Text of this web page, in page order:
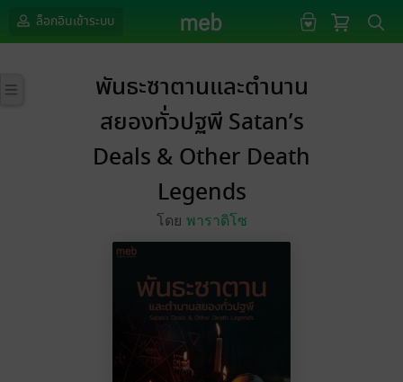
ล็อกอินเข้าระบบ
พันธะซาตานและตำนาน
สยองทั่วปฐพี Satan’s
Deals & Other Death
Legends
โดย พาราดิโซ